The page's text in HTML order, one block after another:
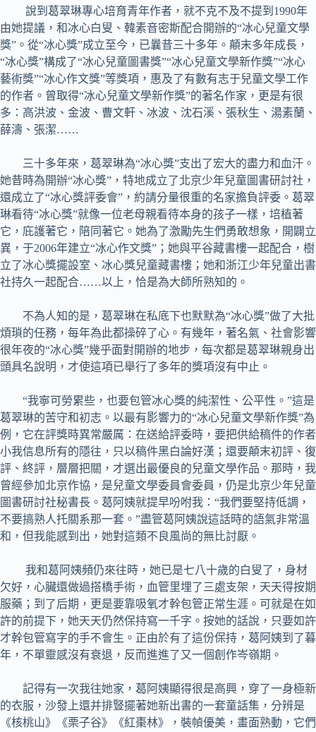
說到葛翠琳專心培育青年作者，就不克不及不提到1990年
由她提議，和冰心白叟、韓素音密斯配合開辦的“冰心兒童文學
獎”。從“冰心獎”成立至今，已曩昔三十多年。顛末多年成長，
“冰心獎”構成了“冰心兒童圖書獎”“冰心兒童文學新作獎”“冰心
藝術獎”“冰心作文獎”等獎項，惠及了有數有志于兒童文學工作
的作者。曾取得“冰心兒童文學新作獎”的著名作家，更是有很
多：高洪波、金波、曹文軒、冰波、沈石溪、張秋生、湯素蘭、
薛濤、張潔……
三十多年來，葛翠琳為“冰心獎”支出了宏大的盡力和血汗。
她昔時為開辦“冰心獎”，特地成立了北京少年兒童圖書研討社，
還成立了“冰心獎評委會”，約請分量很重的名家擔負評委。葛翠
琳看待“冰心獎”就像一位老母親看待本身的孩子一樣，培植著
它，庇護著它，陪同著它。她為了激勵先生們勇敢想象，開闢立
異，于2006年建立“冰心作文獎”；她與平谷藏書樓一起配合，樹
立了冰心獎擺設室、冰心獎兒童藏書樓；她和浙江少年兒童出書
社持久一起配合……以上，恰是為大師所熟知的。
不為人知的是，葛翠琳在私底下也默默為“冰心獎”做了大批
煩瑣的任務，每年為此都操碎了心。有幾年，著名氣、社會影響
很年夜的“冰心獎”幾乎面對開辦的地步，每次都是葛翠琳親身出
頭具名說明，才使這項已舉行了多年的獎項沒有中止。
“我寧可勞累些，也要包管冰心獎的純潔性、公平性。”這是
葛翠琳的苦守和初志。以最有影響力的“冰心兒童文學新作獎”為
例，它在評獎時異常嚴厲：在送給評委時，要把供給稿件的作者
小我信息所有的隱往，只以稿件黑白論好漢；還要顛末初評、復
評、終評，層層把關，才選出最優良的兒童文學作品。那時，我
曾經參加北京作協，是兒童文學委員會委員，仍是北京少年兒童
圖書研討社秘書長。葛阿姨就提早吩咐我：“我們要堅持低調，
不要搞熟人托關系那一套。”盡管葛阿姨說這話時的語氣非常溫
和，但我能感到出，她對這類不良風尚的無比討厭。
我和葛阿姨頻仍來往時，她已是七八十歲的白叟了，身材
欠好，心臟還做過搭橋手術，血管里埋了三處支架，天天得按期
服藥；到了后期，更是要靠吸氧才幹包管正常生涯。可就是在如
許的前提下，她天天仍然保持寫一千字。按她的話說，只要如許
才幹包管寫字的手不會生。正由於有了這份保持，葛阿姨到了暮
年，不單靈感沒有衰退，反而進進了又一個創作岑嶺期。
記得有一次我往她家，葛阿姨顯得很是高興，穿了一身極新
的衣服，沙發上還并排豎擺著她新出書的一套童話集，分辨是
《核桃山》《栗子谷》《紅棗林》，裝幀優美，畫面熟動，它們